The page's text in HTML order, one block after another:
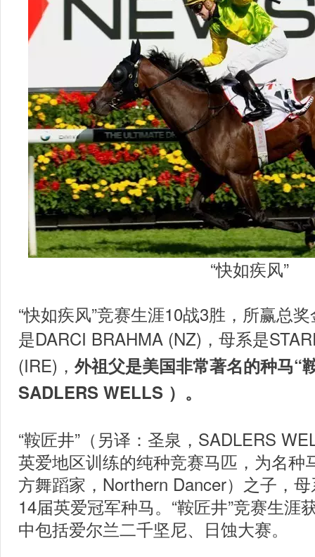
“快如疾风”
“快如疾风”竞赛生涯10战3胜，所赢总
是DARCI BRAHMA (NZ) ，母系是
(IRE)， 外祖父是美国非常著名的种马“
SADLERS WELLS ）。
“鞍匠井”（另译：圣泉，SADLERS
英爱地区训练的纯种竞赛马匹，为名种
方舞蹈家，Northern Dancer）之子，
14届英爱冠军种马。“鞍匠井”竞赛生涯
中包括爱尔兰二千坚尼、日蚀大赛。